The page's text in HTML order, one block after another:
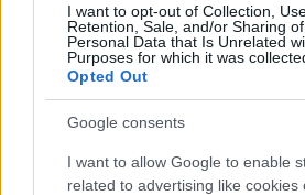
I want to opt-out of Collection,
Retention, Sale, and/or Sharing
Personal Data that Is Unrelated
Purposes for which it was
Opted Out
Google consents
I want to allow Google to enable
related to advertising like cookies
Bár most úgy tűnhet, hogy néhány
ahogy szeretnéd, ne feledd, hogy
fejlődésedet szolgálja. Fontos, hogy
álmaidat, és ne tévesszen meg a
A következő napokban figyelj azokra